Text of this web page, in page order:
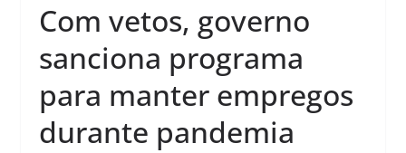
Com vetos, governo
sanciona programa
para manter empregos
durante pandemia